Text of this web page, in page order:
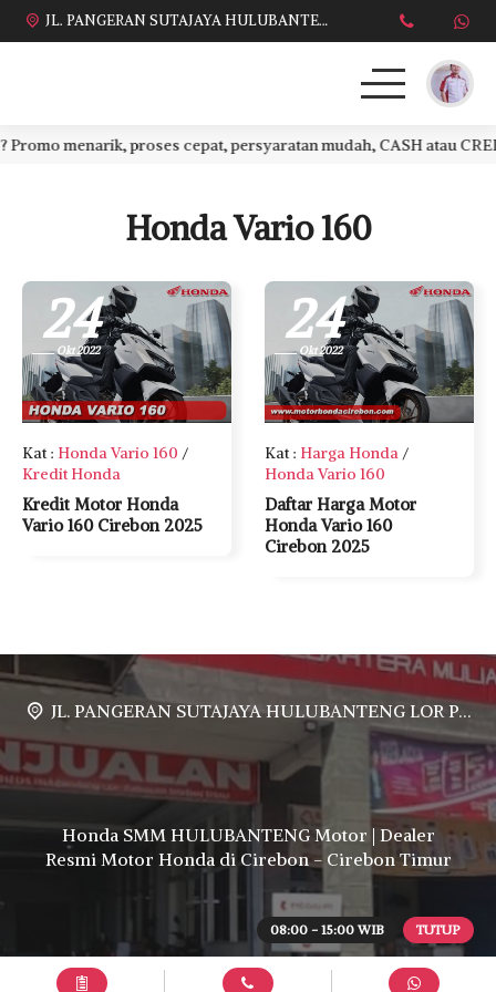
JL. PANGERAN SUTAJAYA HULUBANTENG LOR PABUARAN CIREBON TIMUR, Ds. Babakan gebang cirebon Gebang udik cirebon Ciledug cirebon Karang wareng cirebon
08:00 - 15:00 WIB TUTUP
HONDA
DAFTAR HARGA
PROMO TERBARU
DEALER KAMI
SALES
menarik, proses cepat, persyaratan mudah, CASH atau
Honda Vario 160
24
Okt 2022
Kat : Honda Vario 160 /
Kredit Honda
Kredit Motor Honda
Vario 160 Cirebon 2025
24
Okt 2022
Kat : Harga Honda /
Honda Vario 160
Daftar Harga Motor
Honda Vario 160
Cirebon 2025
JL. PANGERAN SUTAJAYA HULUBANTENG LOR PABUARAN CIREBON TIMUR, Ds. Babakan gebang cirebon Gebang udik cirebon Ciledug cirebon Karang wareng cirebon
Honda SMM HULUBANTENG Motor | Dealer
Resmi Motor Honda di Cirebon - Cirebon Timur